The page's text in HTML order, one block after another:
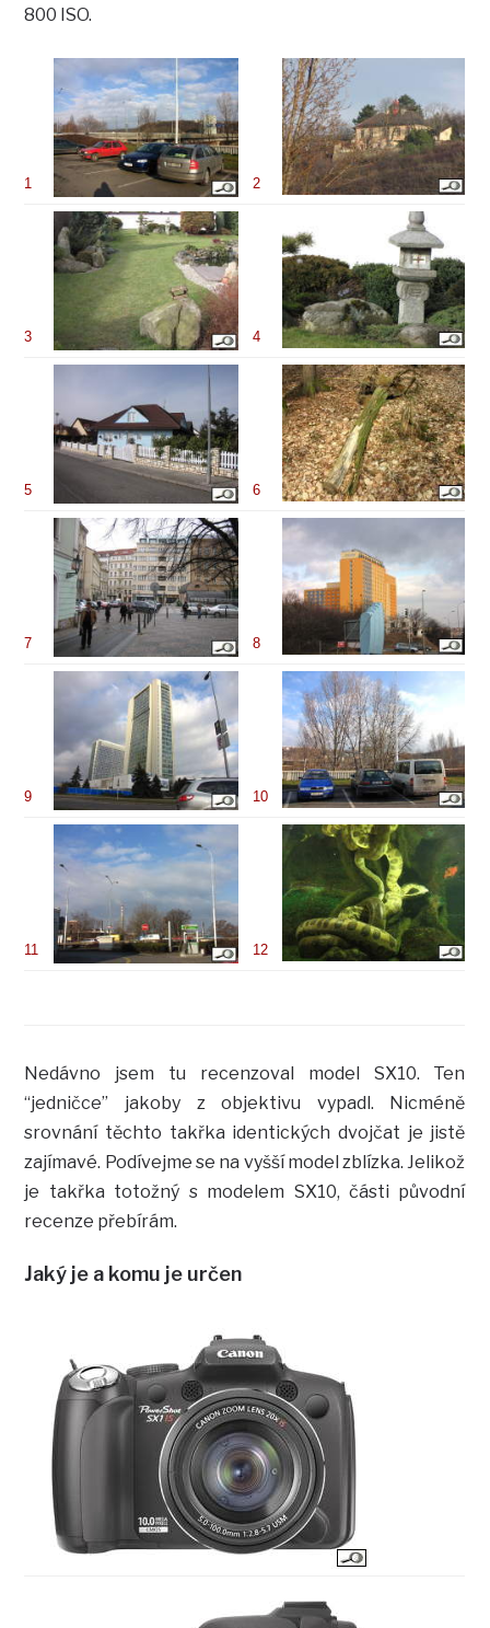
800 ISO.
1 2
3 4
5 6
7 8
9 10
11 12
Nedávno jsem tu recenzoval model SX10. Ten
“jedničce” jakoby z objektivu vypadl. Nicméně
srovnání těchto takřka identických dvojčat je jistě
zajímavé. Podívejme se na vyšší model zblízka. Jelikož
je takřka totožný s modelem SX10, části původní
recenze přebírám.
Jaký je a komu je určen